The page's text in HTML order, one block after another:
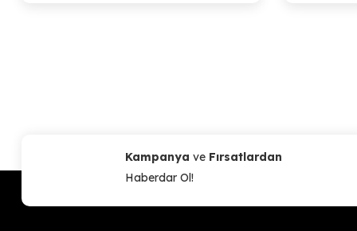
Kampanya ve Fırsatlardan
Haberdar Ol!